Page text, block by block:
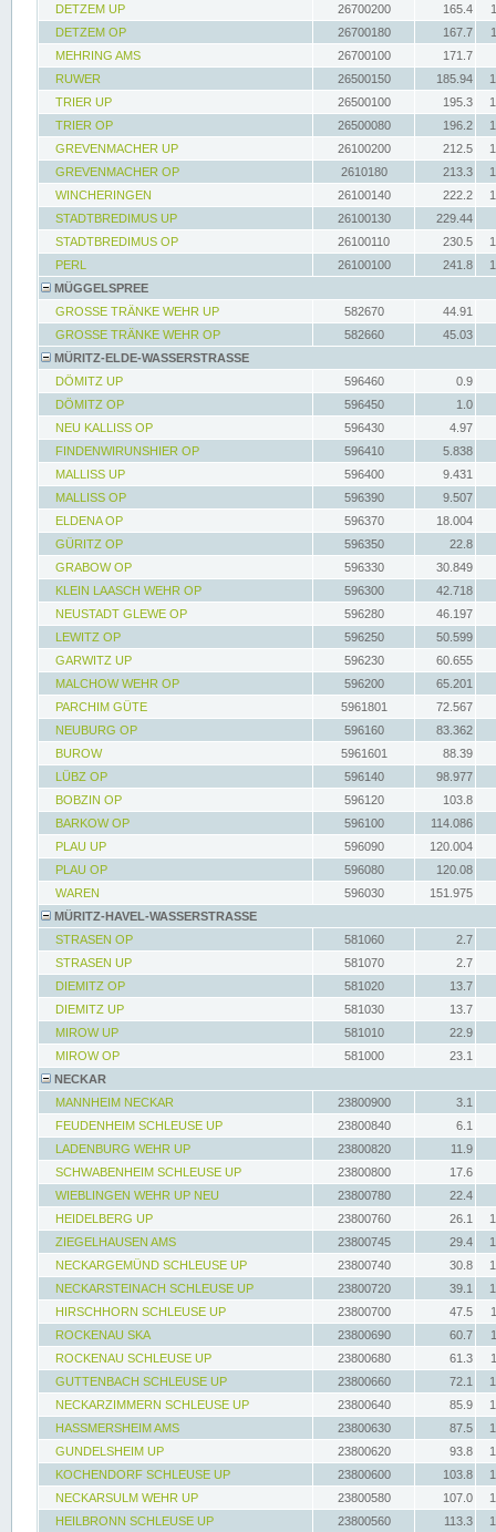
DETZEM UP
26700200 165.4
DETZEM OP
26700180 167.7
MEHRING AMS
26700100
171.7
RUWER
26500150 185.94
TRIER UP
26500100 195.3
TRIER OP
26500080 196.2
GREVENMACHER UP
26100200 212.5
GREVENMACHER OP
2610180 213.3
WINCHERINGEN
26100140 222.2
STADTBREDIMUS UP
26100130
229.44
STADTBREDIMUS OP
26100110 230.5
PERL
26100100 241.8
MÜGGELSPREE
GROSSE TRÄNKE WEHR UP
582670
44.91
GROSSE TRÄNKE WEHR OP
582660
45.03
MÜRITZ-ELDE-WASSERSTRASSE
DÖMITZ UP
596460
0.9
DÖMITZ OP
596450
1.0
NEU KALLISS OP
596430
4.97
FINDENWIRUNSHIER OP
596410
5.838
MALLISS UP
596400
9.431
MALLISS OP
596390
9.507
ELDENA OP
596370
18.004
GÜRITZ OP
596350
22.8
GRABOW OP
596330
30.849
KLEIN LAASCH WEHR OP
596300
42.718
NEUSTADT GLEWE OP
596280
46.197
LEWITZ OP
596250
50.599
GARWITZ UP
596230
60.655
MALCHOW WEHR OP
596200
65.201
PARCHIM GÜTE
5961801
72.567
NEUBURG OP
596160
83.362
BUROW
5961601
88.39
LÜBZ OP
596140
98.977
BOBZIN OP
596120
103.8
BARKOW OP
596100
114.086
PLAU UP
596090
120.004
PLAU OP
596080
120.08
WAREN
596030
151.975
MÜRITZ-HAVEL-WASSERSTRASSE
STRASEN OP
581060
2.7
STRASEN UP
581070
2.7
DIEMITZ OP
581020
13.7
DIEMITZ UP
581030
13.7
MIROW UP
581010
22.9
MIROW OP
581000
23.1
NECKAR
MANNHEIM NECKAR
23800900
3.1
FEUDENHEIM SCHLEUSE UP
23800840
6.1
LADENBURG WEHR UP
23800820
11.9
SCHWABENHEIM SCHLEUSE UP
23800800
17.6
WIEBLINGEN WEHR UP NEU
23800780
22.4
HEIDELBERG UP
23800760 26.1
ZIEGELHAUSEN AMS
23800745 29.4
NECKARGEMÜND SCHLEUSE UP
23800740 30.8
NECKARSTEINACH SCHLEUSE UP
23800720 39.1
HIRSCHHORN SCHLEUSE UP
23800700 47.5
ROCKENAU SKA
23800690 60.7
ROCKENAU SCHLEUSE UP
23800680 61.3
GUTTENBACH SCHLEUSE UP
23800660 72.1
NECKARZIMMERN SCHLEUSE UP
23800640 85.9
HASSMERSHEIM AMS
23800630 87.5
GUNDELSHEIM UP
23800620 93.8
KOCHENDORF SCHLEUSE UP
23800600 103.8
NECKARSULM WEHR UP
23800580 107.0
HEILBRONN SCHLEUSE UP
23800560 113.3